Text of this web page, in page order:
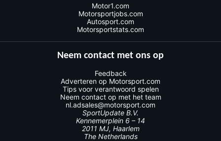
Motor1.com
Motorsportjobs.com
Autosport.com
Motorsportstats.com
Neem contact met ons op
Feedback
Adverteren op Motorsport.com
Tips voor verantwoord spelen
Neem contact op met het team
nl.adsales@motorsport.com
SportUpdate B.V.
Kennemerplein 6 – 14
2011 MJ, Haarlem
The Netherlands